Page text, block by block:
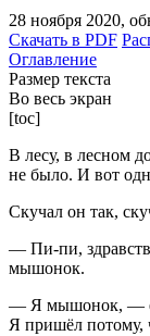
28 ноября 2020,
Скачать в PDF
Оглавление
Размер текста
Во весь экран
[toc]
В лесу, в лесном
не было. И вот
Скучал он так,
— Пи-пи,
мышонок.
— Я мышонок, —
Я пришёл потому,